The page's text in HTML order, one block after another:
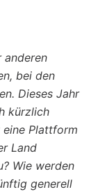
anderen
bei den
Dieses Jahr
kürzlich
eine Plattform
Land
Wie werden
generell